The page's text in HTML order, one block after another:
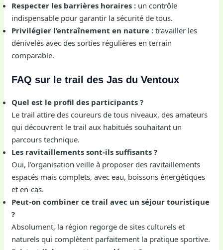
Respecter les barrières horaires : un contrôle
indispensable pour garantir la sécurité de tous.
Privilégier l’entraînement en nature : travailler les
dénivelés avec des sorties régulières en terrain
comparable.
FAQ sur le trail des Jas du Ventoux
Quel est le profil des participants ?
Le trail attire des coureurs de tous niveaux, des amateurs
qui découvrent le trail aux habitués souhaitant un
parcours technique.
Les ravitaillements sont-ils suffisants ?
Oui, l’organisation veille à proposer des ravitaillements
espacés mais complets, avec eau, boissons énergétiques
et en-cas.
Peut-on combiner ce trail avec un séjour touristique
?
Absolument, la région regorge de sites culturels et
naturels qui complètent parfaitement la pratique sportive.